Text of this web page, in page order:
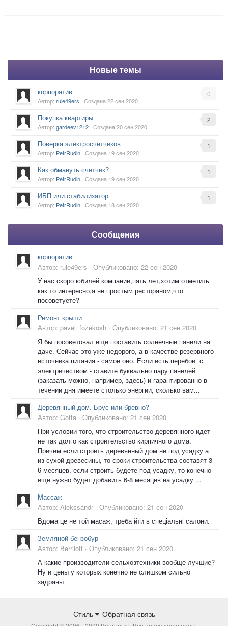
Новые темы
0
корпоратив
Автор: rule49ers · Создана22 сен 2020
2
Покупка квартиры
Автор: gardeev1212 · Создана20 сен 2020
1
Поверка электросчетчиков
Автор: PetrRudin · Создана 19 сен 2020
1
Как обмануть счетчик?
Автор: PetrRudin · Создана 19 сен 2020
1
ИБП или стабилизатор
Автор: PetrRudin · Создана 18 сен 2020
Сообщения
корпоратив
Автор: rule49ers · Опубликовано: 22 сен 2020
У нас скоро юбилей компании,пять лет,хотим отметить
как то интересно,а не простым рестораном,что
посоветуете?
Ремонт крыши
Автор: pavel_fozekosh · Опубликовано: 21 сен 2020
Я бы посоветовал еще поставить солнечные панели на
даче. Сейчас это уже недорого, а в качестве резервного
источника питания - самое оно. Если есть перебои с
электричеством - ставите буквально пару панелей
(заказать можно, например, здесь) и гарантированно в
течении дня имеете столько энергии, сколько вам...
Деревянный дом. Брус или бревно?
Автор: Gotta · Опубликовано: 21 сен 2020
При условии того, что строительство деревянного идет
не так долго как строительство кирпичного дома.
Причем если строить деревянный дом не под усадку а
из сухой древесины, то сроки строительства составят 3-
6 месяцев, если строить будете под усадку, то конечно
еще нужно будет добавить 6-8 месяцев на усадку ...
Массаж
Автор: Alekssandr · Опубликовано: 21 сен 2020
Вдома це не той масаж, треба йти в спеціальні салони.
Земляной бензобур
Автор: Berrilott · Опубликовано: 21 сен 2020
А какие производители сельхозтехники вообще лучшие?
Ну и цены у которых конечно не слишком сильно
задраны
Стиль Обратная связь